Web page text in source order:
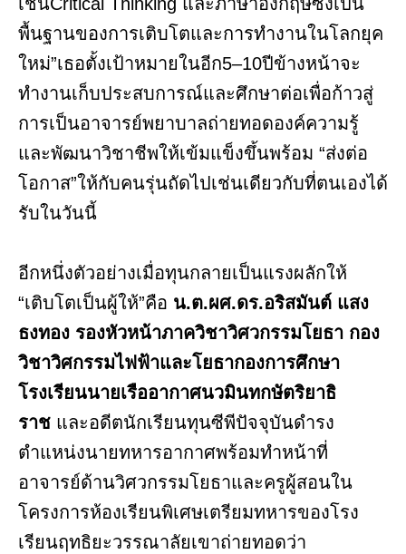
เช่นCritical Thinking และภาษาอังกฤษซึ่งเป็น
พื้นฐานของการเติบโตและการทำงานในโลกยุค
ใหม่”เธอตั้งเป้าหมายในอีก5–10ปีข้างหน้าจะ
ทำงานเก็บประสบการณ์และศึกษาต่อเพื่อก้าวสู่
การเป็นอาจารย์พยาบาลถ่ายทอดองค์ความรู้
และพัฒนาวิชาชีพให้เข้มแข็งขึ้นพร้อม “ส่งต่อ
โอกาส”ให้กับคนรุ่นถัดไปเช่นเดียวกับที่ตนเองได้
รับในวันนี้
อีกหนึ่งตัวอย่างเมื่อทุนกลายเป็นแรงผลักให้
“เติบโตเป็นผู้ให้”คือ น.ต.ผศ.ดร.อริสมันต์ แสง
ธงทอง รองหัวหน้าภาควิชาวิศวกรรมโยธา กอง
วิชาวิศกรรมไฟฟ้าและโยธากองการศึกษา
โรงเรียนนายเรืออากาศนวมินทกษัตริยาธิ
ราช และอดีตนักเรียนทุนซีพีปัจจุบันดำรง
ตำแหน่งนายทหารอากาศพร้อมทำหน้าที่
อาจารย์ด้านวิศวกรรมโยธาและครูผู้สอนใน
โครงการห้องเรียนพิเศษเตรียมทหารของโรง
เรียนฤทธิยะวรรณาลัยเขาถ่ายทอดว่า